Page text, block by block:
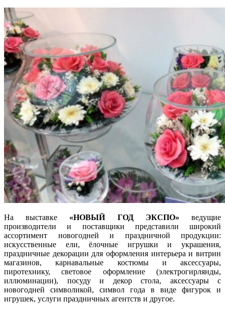
На выставке «НОВЫЙ ГОД ЭКСПО»
ведущие
производители и поставщики представили широкий
ассортимент новогодней и праздничной продукции:
искусственные ели, ёлочные игрушки и украшения,
праздничные декорации для оформления интерьера и витрин
магазинов, карнавальные костюмы и аксессуары,
пиротехнику, световое оформление (электрогирлянды,
иллюминации), посуду и декор стола, аксессуары с
новогодней символикой, символ года в виде фигурок и
игрушек, услуги праздничных агентств и другое.